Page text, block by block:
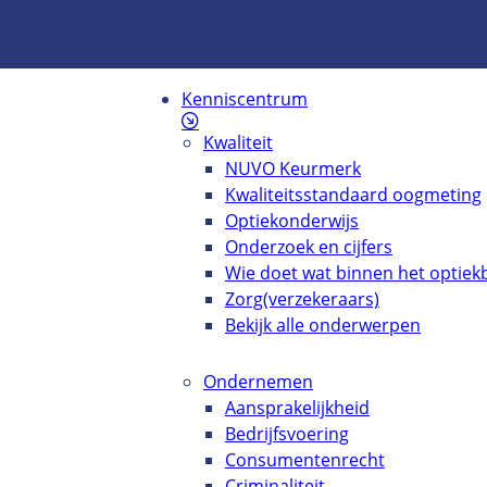
Kenniscentrum
Kwaliteit
NUVO Keurmerk
Kwaliteitsstandaard oogmeting
Optiekonderwijs
Onderzoek en cijfers
Wie doet wat binnen het
Zorg(verzekeraars)
Bekijk alle onderwerpen
Ondernemen
Aansprakelijkheid
Bedrijfsvoering
Consumentenrecht